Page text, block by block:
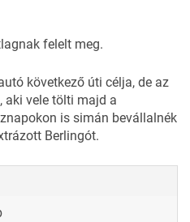
felelt meg.
következő úti célja, de az
aki vele tölti majd a
is simán bevállalnék
Berlingót.